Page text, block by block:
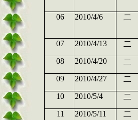
06 2010/4/6 二
07
2010/4/13 二
08
2010/4/20 二
09
2010/4/27 二
10
2010/5/4 二
11
2010/5/11 二